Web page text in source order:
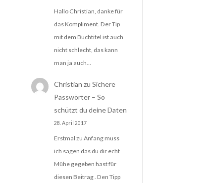
Hallo Christian, danke für
das Kompliment. Der Tip
mit dem Buchtitel ist auch
nicht schlecht, das kann
man ja auch…
Christian zu Sichere
Passwörter – So
schützt du deine Daten
28. April 2017
Erstmal zu Anfang muss
ich sagen das du dir echt
Mühe gegeben hast für
diesen Beitrag . Den Tipp